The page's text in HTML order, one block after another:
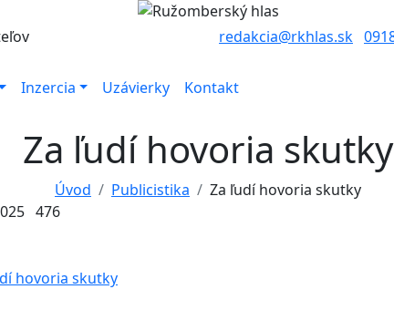
redakcia@rkhlas.sk
Inzercia Uzávierky Kontakt
Za ľudí hovoria skutky
Úvod Publicistika
Za ľudí hovoria skutky
476